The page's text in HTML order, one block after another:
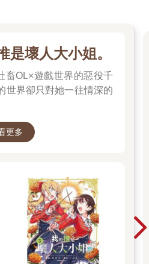
是壞人大小姐。
畜OL×遊戲世界的惡役千
世界卻只對她一往情深的
更多